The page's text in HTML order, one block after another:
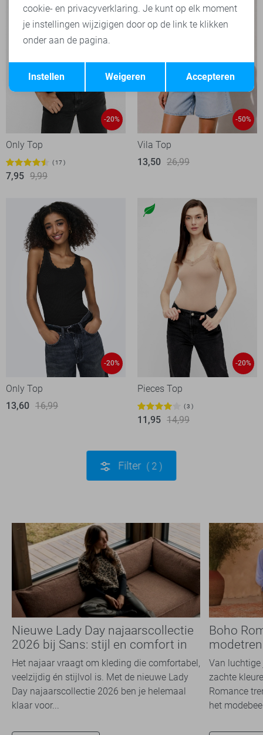
-20%
Only Top
17
7,95 9,99
-50%
Vila Top
13,50 26,99
-20%
Only Top
13,60 16,99
-20%
Pieces Top
3
11,95 14,99
Filter 2
Nieuwe Lady Day najaarscollectie
2026 bij Sans: stijl en comfort in
travelkwaliteit
Het najaar vraagt om kleding die comfortabel,
veelzijdig én stijlvol is. Met de nieuwe Lady
Day najaarscollectie 2026 ben je helemaal
klaar voor...
Boho
overal
Van luchtige
zachte
Romance
het
Terug Opslaan
cookie- en privacyverklaring. Je kunt op elk moment
je instellingen wijzigigen door op de link te klikken
onder aan de pagina.
Accepteren
Weigeren
Instellen